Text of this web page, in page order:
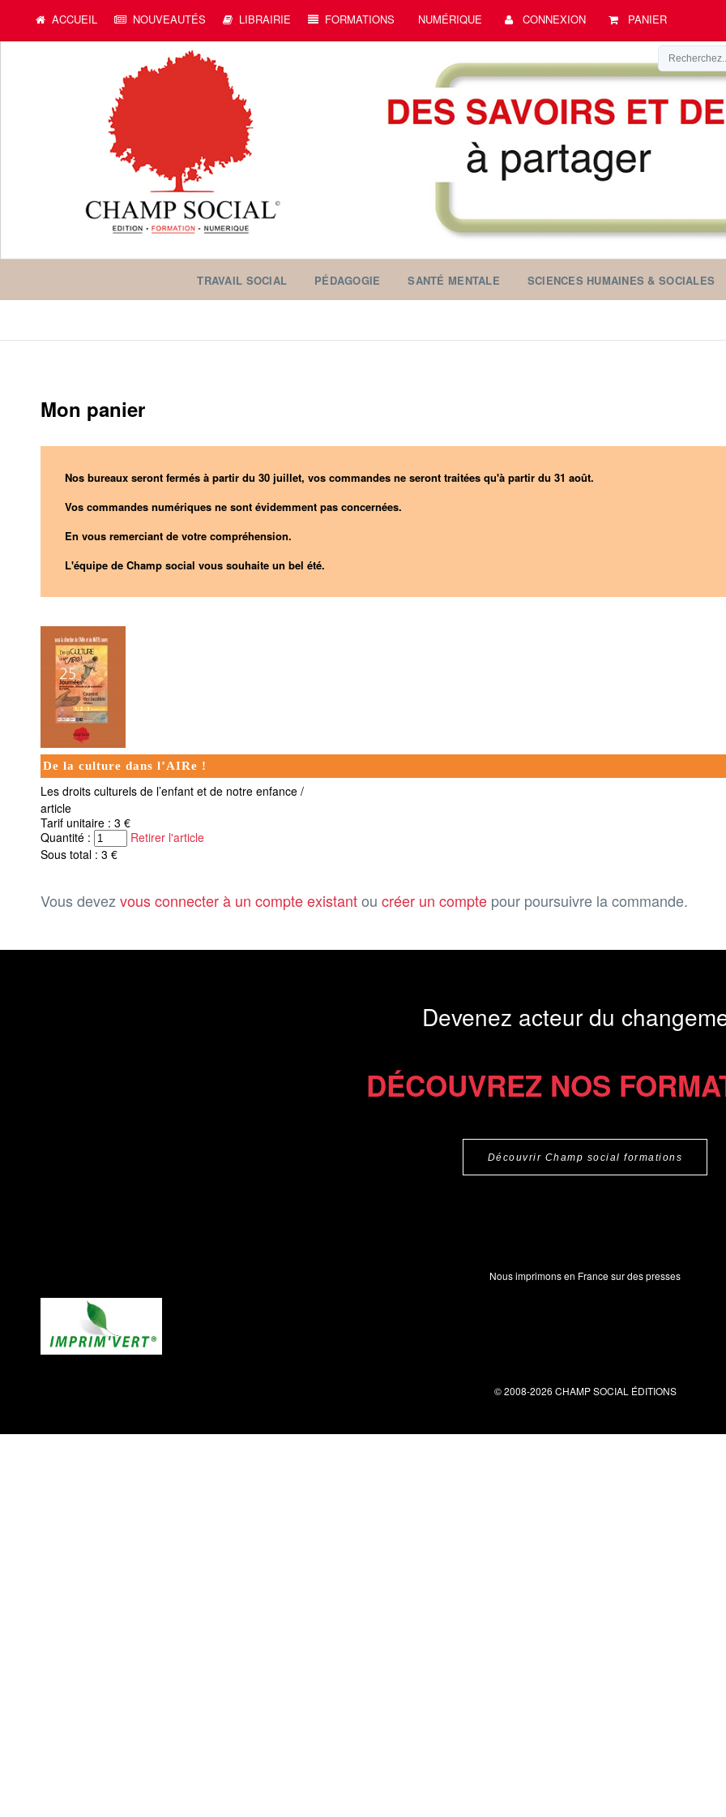
ACCUEIL NOUVEAUTÉS LIBRAIRIE FORMATIONS NUMÉRIQUE CONNEXION PANIER
TRAVAIL SOCIAL PÉDAGOGIE SANTÉ MENTALE SCIENCES HUMAINES & SOCIALES
Mon panier
Nos bureaux seront fermés à partir du 30 juillet, vos commandes ne seront traitées qu'à partir du 31 août.
Vos commandes numériques ne sont évidemment pas concernées.
En vous remerciant de votre compréhension.
L'équipe de Champ social vous souhaite un bel été.
De la culture dans l’AIRe !
Les droits culturels de l’enfant et de notre enfance /
article
Tarif unitaire : 3 €
Quantité :
Retirer l'article
Sous total : 3 €
Vous devezvous connecter à un compte existantou créer un compte pour poursuivre la commande.
Devenez acteur du
DÉCOUVREZ NOS
Découvrir Champ social formations
Nous imprimons en France sur des presses
© 2008-2026 CHAMP SOCIAL ÉDITIONS